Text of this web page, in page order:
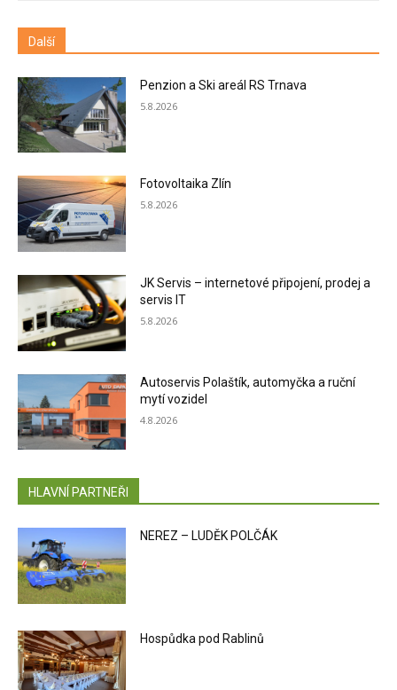
Další
Penzion a Ski areál RS Trnava
5.8.2026
Fotovoltaika Zlín
5.8.2026
JK Servis – internetové připojení, prodej a
servis IT
5.8.2026
Autoservis Polaštík, automyčka a ruční
mytí vozidel
4.8.2026
HLAVNÍ PARTNEŘI
NEREZ – LUDĚK POLČÁK
Hospůdka pod Rablinů